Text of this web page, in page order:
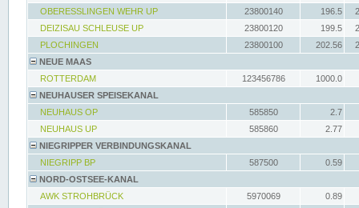
OBERESSLINGEN WEHR UP
23800140 196.5
DEIZISAU SCHLEUSE UP
23800120 199.5
PLOCHINGEN
23800100 202.56
NEUE MAAS
ROTTERDAM
123456786
1000.0
NEUHAUSER SPEISEKANAL
NEUHAUS OP
585850
2.7
NEUHAUS UP
585860
2.77
NIEGRIPPER VERBINDUNGSKANAL
NIEGRIPP BP
587500
0.59
NORD-OSTSEE-KANAL
AWK STROHBRÜCK
5970069
0.89